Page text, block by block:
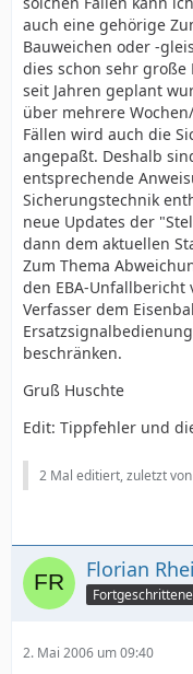
auch eine gehörige
Bauweichen oder -
dies schon sehr
seit Jahren geplant
über mehrere
Fällen wird auch die
angepaßt. Deshalb
entsprechende
Sicherungstechnik
neue Updates der
dann dem aktuellen
Zum Thema
den EBA-
Verfasser dem
beschränken.
Gruß Huschte
Edit: Tippfehler und
2 Mal editiert, zuletzt von
Florian
2. Mai 2006 um 09:40